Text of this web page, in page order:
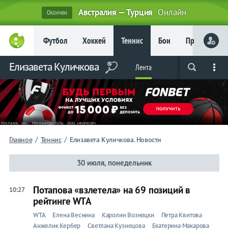
Окончен Австралия — Турция Онлайн
Футбол Хоккей Теннис Бои Прочие
Live Вся лента Прогнозы Букмекеры
Елизавета Куличкова Лента
Главное / Теннис / Елизавета Куличкова. Новости
30 июля, понедельник
10:27
Потапова «взлетела» на 69 позиций в
рейтинге WTA
WTA Елена Веснина Каролин Возняцки
Петра Квитова
Анжелик Кербер
Светлана Кузнецова Екатерина Макарова
Главное
Фрибет
до 15
000 ₽
Новым
игрокам, без
условий
Футбол
Прогнозы
на спорт
Букмекеры
Теннис